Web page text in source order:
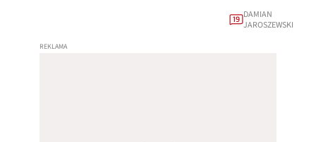
19 DAMIAN
JAROSZEWSKI